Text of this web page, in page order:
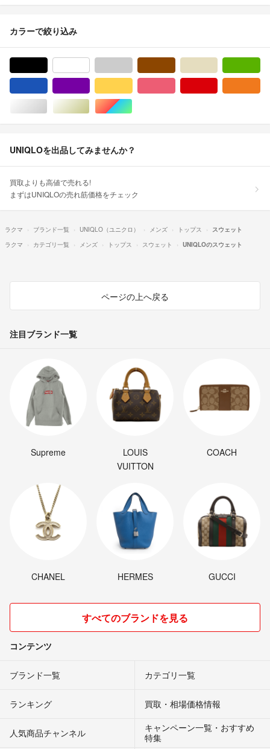
カラーで絞り込み
シルバー/銀色系ゴールド/金色系マルチカラー
UNIQLOを出品してみませんか？
買取よりも高値で売れる!
まずはUNIQLOの売れ筋価格をチェック
ラクマ ブランド一覧 UNIQLO（ユニクロ） メンズ トップス
スウェット
ラクマ
カテゴリ一覧 メンズ トップス スウェット UNIQLOのスウェット
ページの上へ戻る
注目ブランド一覧
Supreme
LOUIS
VUITTON
COACH
CHANEL HERMES GUCCI
すべてのブランドを見る
コンテンツ
ブランド一覧 カテゴリ一覧
ランキング 買取・相場価格情報
人気商品チャンネル
キャンペーン一覧・おすすめ
特集